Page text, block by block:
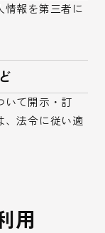
情報を第三者に
いて開示・訂
、法令に従い適
用